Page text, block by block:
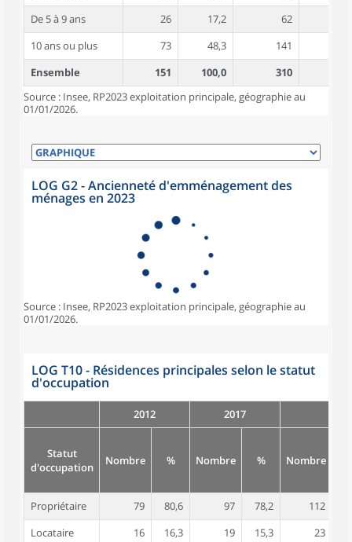
De 5 à 9 ans
26 17,2 62
10 ans ou plus
73 48,3 141
Ensemble
151 100,0 310
Source : Insee, RP2023 exploitation principale, géographie au
01/01/2026.
LOG G2 - Ancienneté d'emménagement des
ménages en 2023
Source : Insee, RP2023 exploitation principale, géographie au
01/01/2026.
LOG T10 - Résidences principales selon le statut
d'occupation
2012 2017
Statut
d'occupation
Nombre % Nombre % Nombre
Propriétaire 79 80,6 97 78,2 112
Locataire
16 16,3 19 15,3 23